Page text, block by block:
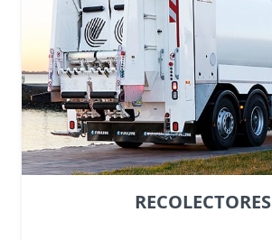
RECOLECTORES